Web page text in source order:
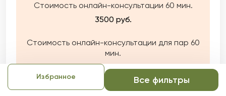
Избранное Все фильтры
экзистенциального подхода.
Стоимость онлайн-консультации 60 мин.
3500 руб.
Стоимость онлайн-консультации для пар 60
мин.
4000 руб.